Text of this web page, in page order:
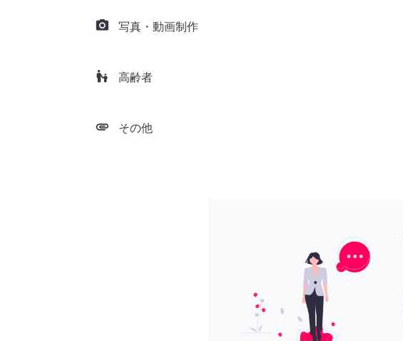
camera_alt 写真・動画制作
escalator_warning 高齢者
attachment その他